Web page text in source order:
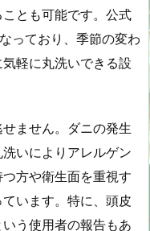
とも可能です。公式
っており、季節の変わ
軽に丸洗いできる設
ません。ダニの発生
いによりアレルゲン
方や衛生面を重視す
います。特に、頭皮
う使用者の報告もあ